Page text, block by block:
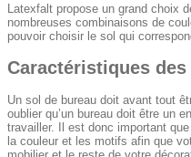
Latexfalt propose un grand choix
nombreuses combinaisons de
pouvoir choisir le sol qui
Caractéristiques
Un sol de bureau doit avant tout
oublier qu’un bureau doit être un
travailler. Il est donc important
la couleur et les motifs afin que